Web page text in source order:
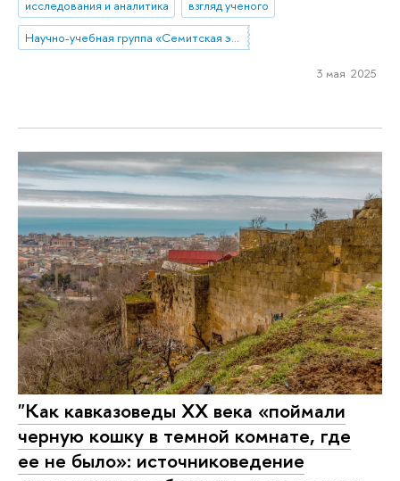
исследования и аналитика
взгляд ученого
Научно-учебная группа «Семитская эпиграфика в цифровую эпоху»
3 мая 2025
"Как кавказоведы ХХ века «поймали
черную кошку в темной комнате, где
ее не было»: источниковедение